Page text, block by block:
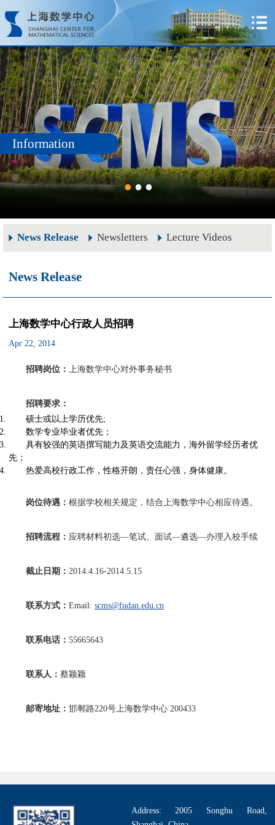
Information
News Release Newsletters Lecture Videos
News Release
上海数学中心行政人员招聘
Apr 22, 2014
招聘岗位： 上海数学中心对外事务秘书
招聘要求：
硕士或以上学历优先;
数学专业毕业者优先；
具有较强的英语撰写能力及英语交流能力，海外留学经历者优
先；
热爱高校行政工作，性格开朗，责任心强，身体健康。
岗位待遇： 根据学校相关规定，结合上海数学中心相应待遇。
招聘流程： 应聘材料初选—笔试、面试—遴选—办理入校手续
截止日期： 2014.4.16-2014.5.15
联系方式： Email: scms@fudan.edu.cn
联系电话： 55665643
联系人： 蔡颖颖
邮寄地址： 邯郸路220号上海数学中心 200433
Address: 2005 Songhu Road,